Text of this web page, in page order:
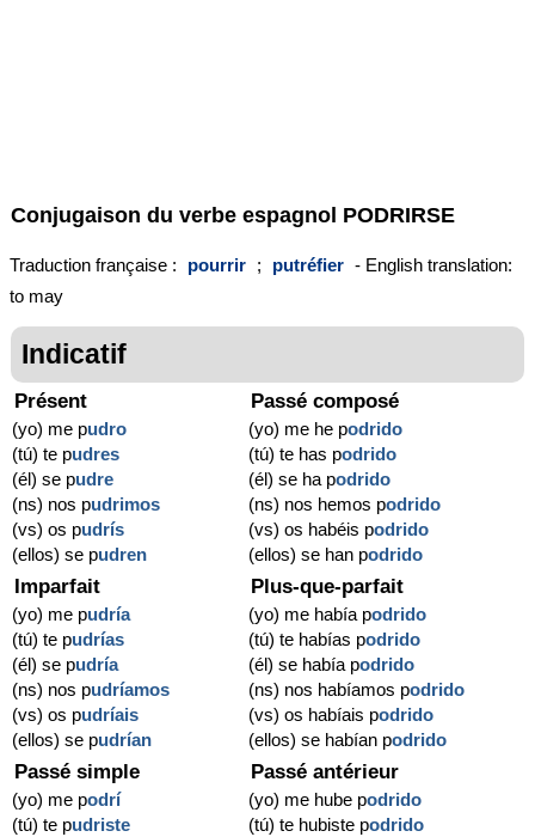
Conjugaison du verbe espagnol PODRIRSE
Traduction française : pourrir ; putréfier - English translation:
to may
Indicatif
Présent
(yo) me pudro
(tú) te pudres
(él) se pudre
(ns) nos pudrimos
(vs) os pudrís
(ellos) se pudren
Passé composé
(yo) me he podrido
(tú) te has podrido
(él) se ha podrido
(ns) nos hemos podrido
(vs) os habéis podrido
(ellos) se han podrido
Imparfait
(yo) me pudría
(tú) te pudrías
(él) se pudría
(ns) nos pudríamos
(vs) os pudríais
(ellos) se pudrían
Plus-que-parfait
(yo) me había podrido
(tú) te habías podrido
(él) se había podrido
(ns) nos habíamos podrido
(vs) os habíais podrido
(ellos) se habían podrido
Passé simple
(yo) me podrí
(tú) te pudriste
Passé antérieur
(yo) me hube podrido
(tú) te hubiste podrido